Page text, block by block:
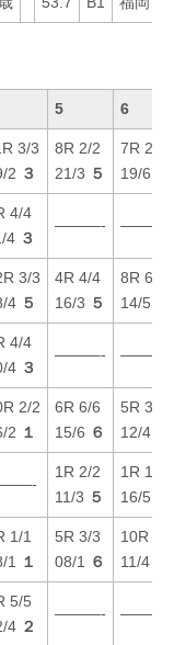
5 6
3/3
2 ３
8R 2/2
21/3 ５
7R 2/2
19/6
4/4
4 ３
———- ———-
3/3
4 ５
4R 4/4
16/3 ５
8R 6/6
14/5
4/4
4 ３
———- ———-
2/2
2 １
6R 6/6
15/6 ６
5R 3/3
12/4
1R 2/2
11/3 ５
1R 1/1
16/5
1/1
1
１
5R 3/3
08/1
６
10R 4/4
11/4
5/5
4 ２
———- ———-